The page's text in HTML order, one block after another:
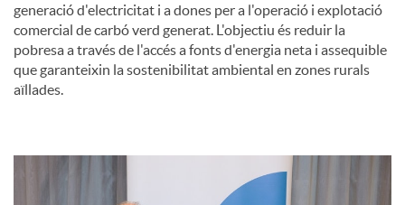
generació d'electricitat i a dones per a l'operació i explotació
comercial de carbó verd generat. L'objectiu és reduir la
pobresa a través de l'accés a fonts d'energia neta i assequible
que garanteixin la sostenibilitat ambiental en zones rurals
aïllades.